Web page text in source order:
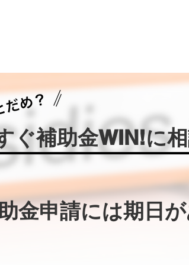
ぐ補助金WIN!に
金申請には期日